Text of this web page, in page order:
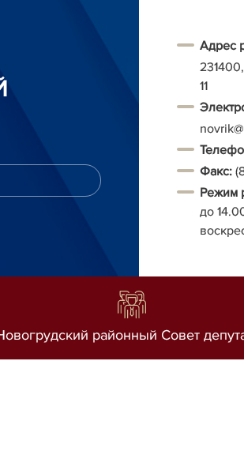
Адрес
11
Т
Факс:
Режим
до
районный Совет